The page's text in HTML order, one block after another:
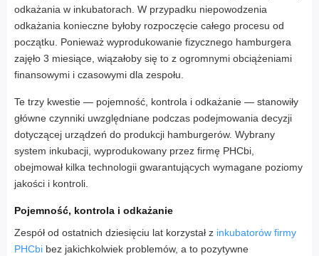
odkażania w inkubatorach. W przypadku niepowodzenia
odkażania konieczne byłoby rozpoczęcie całego procesu od
początku. Ponieważ wyprodukowanie fizycznego hamburgera
zajęło 3 miesiące, wiązałoby się to z ogromnymi obciążeniami
finansowymi i czasowymi dla zespołu.
Te trzy kwestie — pojemność, kontrola i odkażanie — stanowiły
główne czynniki uwzględniane podczas podejmowania decyzji
dotyczącej urządzeń do produkcji hamburgerów. Wybrany
system inkubacji, wyprodukowany przez firmę PHCbi,
obejmował kilka technologii gwarantujących wymagane poziomy
jakości i kontroli.
Pojemność, kontrola i odkażanie
Zespół od ostatnich dziesięciu lat korzystał z inkubatorów firmy
PHCbi bez jakichkolwiek problemów, a to pozytywne